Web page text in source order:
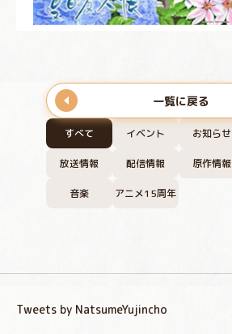
すべて イベント お知らせ
放送情報 配信情報 原作情報
音楽 アニメ15周年
一覧に戻る
Tweets by NatsumeYujincho